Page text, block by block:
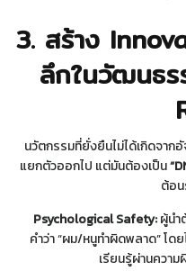
3. สร้าง
ลึกในวัฒนธร
นวัตกรรมที่ยั่งยืนไม่ได้เกิดจาก
แยกตัวออกไป แต่มันต้องเป็น
ต้อน
Psychological Safety:ผู้นำ
คำว่า “ผม/หนูทำผิดพลาด” โดย
เรียนรู้ผ่านความ